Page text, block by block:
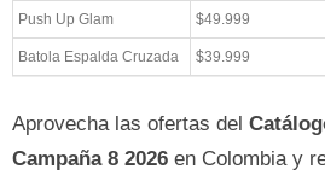
Push Up Glam $49.999
Batola Espalda Cruzada $39.999
Aprovecha las ofertas del
Campaña 8 2026 en Colombia y